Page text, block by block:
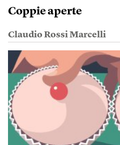
Coppie aperte
Claudio Rossi Marcelli